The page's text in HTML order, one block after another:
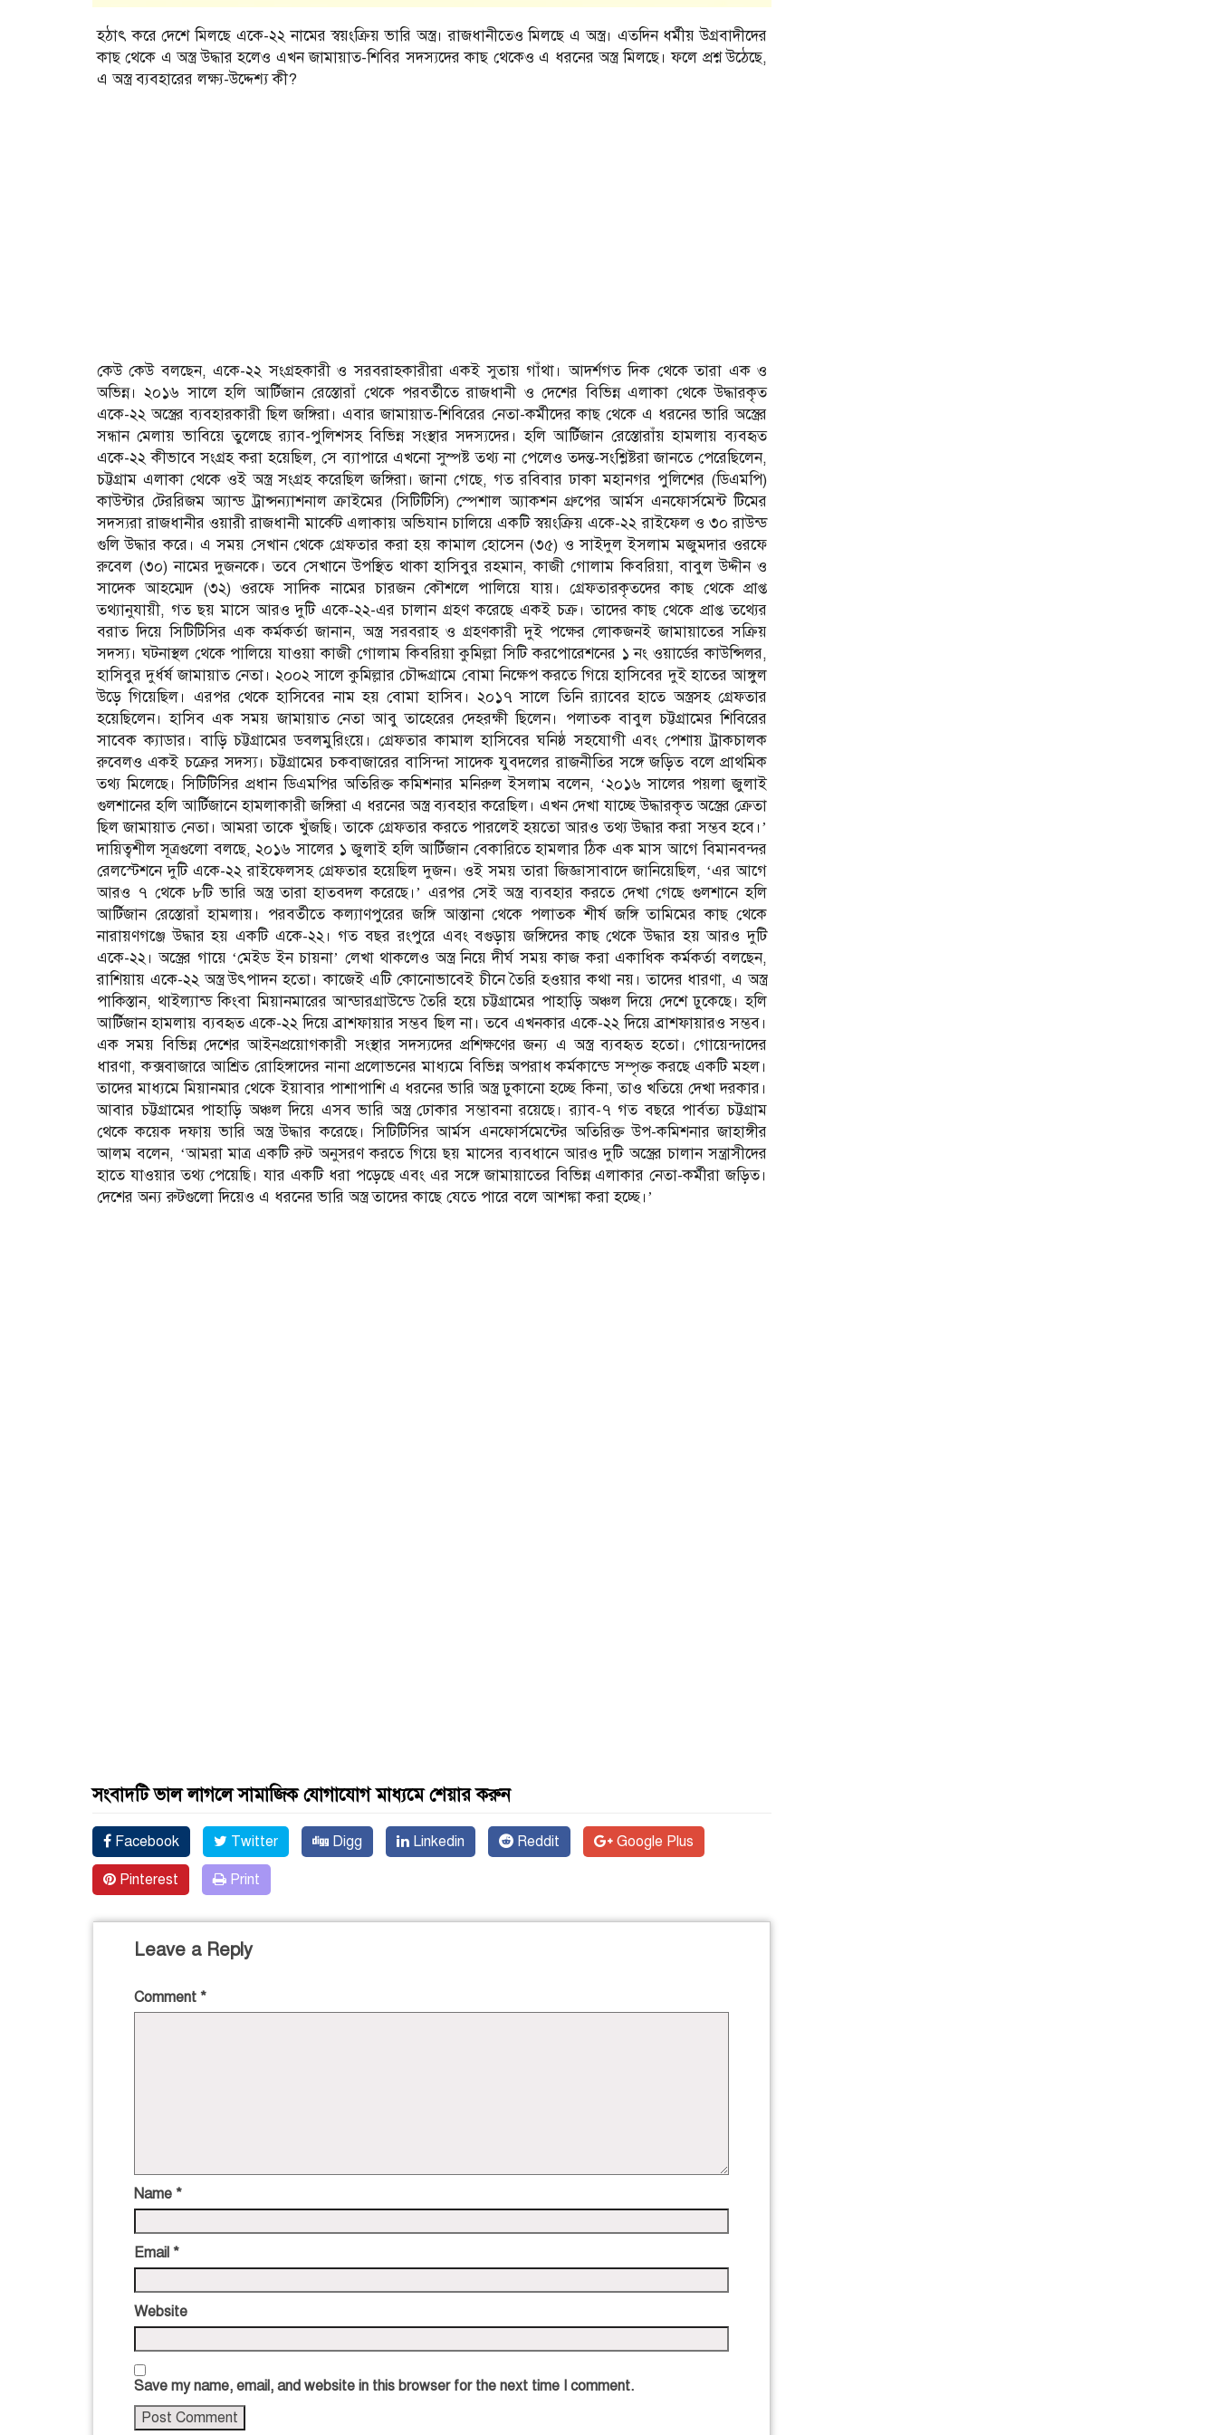
হঠাৎ করে দেশে মিলছে একে-২২ নামের স্বয়ংক্রিয় ভারি অস্ত্র। রাজধানীতেও মিলছে এ অস্ত্র। এতদিন ধর্মীয় উগ্রবাদীদের
কাছ থেকে এ অস্ত্র উদ্ধার হলেও এখন জামায়াত-শিবির সদস্যদের কাছ থেকেও এ ধরনের অস্ত্র মিলছে। ফলে প্রশ্ন উঠেছে,
এ অস্ত্র ব্যবহারের লক্ষ্য-উদ্দেশ্য কী?
কেউ কেউ বলছেন, একে-২২ সংগ্রহকারী ও সরবরাহকারীরা একই সুতায় গাঁথা। আদর্শগত দিক থেকে তারা এক ও
অভিন্ন। ২০১৬ সালে হলি আর্টিজান রেস্তোরাঁ থেকে পরবর্তীতে রাজধানী ও দেশের বিভিন্ন এলাকা থেকে উদ্ধারকৃত
একে-২২ অস্ত্রের ব্যবহারকারী ছিল জঙ্গিরা। এবার জামায়াত-শিবিরের নেতা-কর্মীদের কাছ থেকে এ ধরনের ভারি অস্ত্রের
সন্ধান মেলায় ভাবিয়ে তুলেছে র‌্যাব-পুলিশসহ বিভিন্ন সংস্থার সদস্যদের। হলি আর্টিজান রেস্তোরাঁয় হামলায় ব্যবহৃত
একে-২২ কীভাবে সংগ্রহ করা হয়েছিল, সে ব্যাপারে এখনো সুস্পষ্ট তথ্য না পেলেও তদন্ত-সংশ্লিষ্টরা জানতে পেরেছিলেন,
চট্টগ্রাম এলাকা থেকে ওই অস্ত্র সংগ্রহ করেছিল জঙ্গিরা। জানা গেছে, গত রবিবার ঢাকা মহানগর পুলিশের (ডিএমপি)
কাউন্টার টেররিজম অ্যান্ড ট্রান্সন্যাশনাল ক্রাইমের (সিটিটিসি) স্পেশাল অ্যাকশন গ্রুপের আর্মস এনফোর্সমেন্ট টিমের
সদস্যরা রাজধানীর ওয়ারী রাজধানী মার্কেট এলাকায় অভিযান চালিয়ে একটি স্বয়ংক্রিয় একে-২২ রাইফেল ও ৩০ রাউন্ড
গুলি উদ্ধার করে। এ সময় সেখান থেকে গ্রেফতার করা হয় কামাল হোসেন (৩৫) ও সাইদুল ইসলাম মজুমদার ওরফে
রুবেল (৩০) নামের দুজনকে। তবে সেখানে উপস্থিত থাকা হাসিবুর রহমান, কাজী গোলাম কিবরিয়া, বাবুল উদ্দীন ও
সাদেক আহম্মেদ (৩২) ওরফে সাদিক নামের চারজন কৌশলে পালিয়ে যায়। গ্রেফতারকৃতদের কাছ থেকে প্রাপ্ত
তথ্যানুযায়ী, গত ছয় মাসে আরও দুটি একে-২২-এর চালান গ্রহণ করেছে একই চক্র। তাদের কাছ থেকে প্রাপ্ত তথ্যের
বরাত দিয়ে সিটিটিসির এক কর্মকর্তা জানান, অস্ত্র সরবরাহ ও গ্রহণকারী দুই পক্ষের লোকজনই জামায়াতের সক্রিয়
সদস্য। ঘটনাস্থল থেকে পালিয়ে যাওয়া কাজী গোলাম কিবরিয়া কুমিল্লা সিটি করপোরেশনের ১ নং ওয়ার্ডের কাউন্সিলর,
হাসিবুর দুর্ধর্ষ জামায়াত নেতা। ২০০২ সালে কুমিল্লার চৌদ্দগ্রামে বোমা নিক্ষেপ করতে গিয়ে হাসিবের দুই হাতের আঙ্গুল
উড়ে গিয়েছিল। এরপর থেকে হাসিবের নাম হয় বোমা হাসিব। ২০১৭ সালে তিনি র‌্যাবের হাতে অস্ত্রসহ গ্রেফতার
হয়েছিলেন। হাসিব এক সময় জামায়াত নেতা আবু তাহেরের দেহরক্ষী ছিলেন। পলাতক বাবুল চট্টগ্রামের শিবিরের
সাবেক ক্যাডার। বাড়ি চট্টগ্রামের ডবলমুরিংয়ে। গ্রেফতার কামাল হাসিবের ঘনিষ্ঠ সহযোগী এবং পেশায় ট্রাকচালক
রুবেলও একই চক্রের সদস্য। চট্টগ্রামের চকবাজারের বাসিন্দা সাদেক যুবদলের রাজনীতির সঙ্গে জড়িত বলে প্রাথমিক
তথ্য মিলেছে। সিটিটিসির প্রধান ডিএমপির অতিরিক্ত কমিশনার মনিরুল ইসলাম বলেন, ‘২০১৬ সালের পয়লা জুলাই
গুলশানের হলি আর্টিজানে হামলাকারী জঙ্গিরা এ ধরনের অস্ত্র ব্যবহার করেছিল। এখন দেখা যাচ্ছে উদ্ধারকৃত অস্ত্রের ক্রেতা
ছিল জামায়াত নেতা। আমরা তাকে খুঁজছি। তাকে গ্রেফতার করতে পারলেই হয়তো আরও তথ্য উদ্ধার করা সম্ভব হবে।’
দায়িত্বশীল সূত্রগুলো বলছে, ২০১৬ সালের ১ জুলাই হলি আর্টিজান বেকারিতে হামলার ঠিক এক মাস আগে বিমানবন্দর
রেলস্টেশনে দুটি একে-২২ রাইফেলসহ গ্রেফতার হয়েছিল দুজন। ওই সময় তারা জিজ্ঞাসাবাদে জানিয়েছিল, ‘এর আগে
আরও ৭ থেকে ৮টি ভারি অস্ত্র তারা হাতবদল করেছে।’ এরপর সেই অস্ত্র ব্যবহার করতে দেখা গেছে গুলশানে হলি
আর্টিজান রেস্তোরাঁ হামলায়। পরবর্তীতে কল্যাণপুরের জঙ্গি আস্তানা থেকে পলাতক শীর্ষ জঙ্গি তামিমের কাছ থেকে
নারায়ণগঞ্জে উদ্ধার হয় একটি একে-২২। গত বছর রংপুরে এবং বগুড়ায় জঙ্গিদের কাছ থেকে উদ্ধার হয় আরও দুটি
একে-২২। অস্ত্রের গায়ে ‘মেইড ইন চায়না’ লেখা থাকলেও অস্ত্র নিয়ে দীর্ঘ সময় কাজ করা একাধিক কর্মকর্তা বলছেন,
রাশিয়ায় একে-২২ অস্ত্র উৎপাদন হতো। কাজেই এটি কোনোভাবেই চীনে তৈরি হওয়ার কথা নয়। তাদের ধারণা, এ অস্ত্র
পাকিস্তান, থাইল্যান্ড কিংবা মিয়ানমারের আন্ডারগ্রাউন্ডে তৈরি হয়ে চট্টগ্রামের পাহাড়ি অঞ্চল দিয়ে দেশে ঢুকেছে। হলি
আর্টিজান হামলায় ব্যবহৃত একে-২২ দিয়ে ব্রাশফায়ার সম্ভব ছিল না। তবে এখনকার একে-২২ দিয়ে ব্রাশফায়ারও সম্ভব।
এক সময় বিভিন্ন দেশের আইনপ্রয়োগকারী সংস্থার সদস্যদের প্রশিক্ষণের জন্য এ অস্ত্র ব্যবহৃত হতো। গোয়েন্দাদের
ধারণা, কক্সবাজারে আশ্রিত রোহিঙ্গাদের নানা প্রলোভনের মাধ্যমে বিভিন্ন অপরাধ কর্মকান্ডে সম্পৃক্ত করছে একটি মহল।
তাদের মাধ্যমে মিয়ানমার থেকে ইয়াবার পাশাপাশি এ ধরনের ভারি অস্ত্র ঢুকানো হচ্ছে কিনা, তাও খতিয়ে দেখা দরকার।
আবার চট্টগ্রামের পাহাড়ি অঞ্চল দিয়ে এসব ভারি অস্ত্র ঢোকার সম্ভাবনা রয়েছে। র‌্যাব-৭ গত বছরে পার্বত্য চট্টগ্রাম
থেকে কয়েক দফায় ভারি অস্ত্র উদ্ধার করেছে। সিটিটিসির আর্মস এনফোর্সমেন্টের অতিরিক্ত উপ-কমিশনার জাহাঙ্গীর
আলম বলেন, ‘আমরা মাত্র একটি রুট অনুসরণ করতে গিয়ে ছয় মাসের ব্যবধানে আরও দুটি অস্ত্রের চালান সন্ত্রাসীদের
হাতে যাওয়ার তথ্য পেয়েছি। যার একটি ধরা পড়েছে এবং এর সঙ্গে জামায়াতের বিভিন্ন এলাকার নেতা-কর্মীরা জড়িত।
দেশের অন্য রুটগুলো দিয়েও এ ধরনের ভারি অস্ত্র তাদের কাছে যেতে পারে বলে আশঙ্কা করা হচ্ছে।’
সংবাদটি ভাল লাগলে সামাজিক যোগাযোগ মাধ্যমে শেয়ার করুন
Facebook Twitter Digg Linkedin Reddit Google Plus
Pinterest Print
Leave a Reply
Comment *
Name *
Email *
Website
Save my name, email, and website in this browser for the next time I comment.